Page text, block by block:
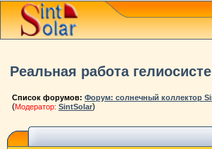
Реальная работа
Список форумов: Форум: солнечный коллектор
(Модератор: SintSolar)